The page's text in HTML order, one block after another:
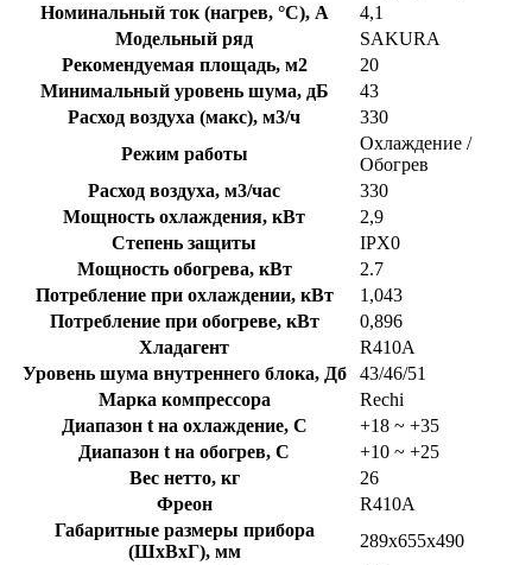
Номинальный ток (нагрев, °С), А
4,1
Модельный ряд
SAKURA
Рекомендуемая площадь, м2
20
Минимальный уровень шума, дБ
43
Расход воздуха (макс), м3/ч
330
Режим работы
Охлаждение /
Обогрев
Расход воздуха, м3/час
330
Мощность охлаждения, кВт
2,9
Степень защиты
IPX0
Мощность обогрева, кВт
2.7
Потребление при охлаждении, кВт
1,043
Потребление при обогреве, кВт
0,896
Хладагент
R410A
Уровень шума внутреннего блока, Дб
43/46/51
Марка компрессора
Rechi
Диапазон t на охлаждение, C
+18 ~ +35
Диапазон t на обогрев, C
+10 ~ +25
Вес нетто, кг
26
Фреон
R410A
Габаритные размеры прибора
(ШхВхГ), мм
289x655x490